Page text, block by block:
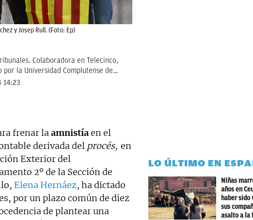
y Josep Rull. (Foto: Ep)
Colaboradora en Telecinco,
la Universidad Complutense de
Católica de Milán. Anteriormente
14:23
frenar laamnistíaen el
derivada del procés, en
Exterior del
2º de la Sección de
Elena Hernáez, ha dictado
por un plazo común de diez
de plantear una
LO ÚLTIMO EN
Niñas
años en
haber sido
sus
asalto a la